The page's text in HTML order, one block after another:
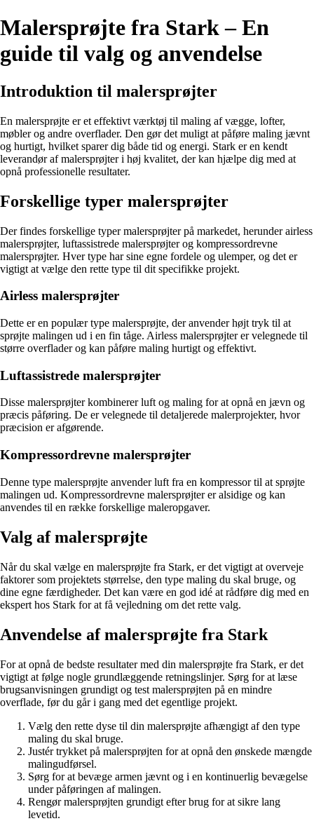
Malersprøjte fra Stark – En
guide til valg og anvendelse
Introduktion til malersprøjter
En malersprøjte er et effektivt værktøj til maling af vægge, lofter,
møbler og andre overflader. Den gør det muligt at påføre maling jævnt
og hurtigt, hvilket sparer dig både tid og energi. Stark er en kendt
leverandør af malersprøjter i høj kvalitet, der kan hjælpe dig med at
opnå professionelle resultater.
Forskellige typer malersprøjter
Der findes forskellige typer malersprøjter på markedet, herunder airless
malersprøjter, luftassistrede malersprøjter og kompressordrevne
malersprøjter. Hver type har sine egne fordele og ulemper, og det er
vigtigt at vælge den rette type til dit specifikke projekt.
Airless malersprøjter
Dette er en populær type malersprøjte, der anvender højt tryk til at
sprøjte malingen ud i en fin tåge. Airless malersprøjter er velegnede til
større overflader og kan påføre maling hurtigt og effektivt.
Luftassistrede malersprøjter
Disse malersprøjter kombinerer luft og maling for at opnå en jævn og
præcis påføring. De er velegnede til detaljerede malerprojekter, hvor
præcision er afgørende.
Kompressordrevne malersprøjter
Denne type malersprøjte anvender luft fra en kompressor til at sprøjte
malingen ud. Kompressordrevne malersprøjter er alsidige og kan
anvendes til en række forskellige maleropgaver.
Valg af malersprøjte
Når du skal vælge en malersprøjte fra Stark, er det vigtigt at overveje
faktorer som projektets størrelse, den type maling du skal bruge, og
dine egne færdigheder. Det kan være en god idé at rådføre dig med en
ekspert hos Stark for at få vejledning om det rette valg.
Anvendelse af malersprøjte fra Stark
For at opnå de bedste resultater med din malersprøjte fra Stark, er det
vigtigt at følge nogle grundlæggende retningslinjer. Sørg for at læse
brugsanvisningen grundigt og test malersprøjten på en mindre
overflade, før du går i gang med det egentlige projekt.
Vælg den rette dyse til din malersprøjte afhængigt af den type
maling du skal bruge.
Justér trykket på malersprøjten for at opnå den ønskede mængde
malingudførsel.
Sørg for at bevæge armen jævnt og i en kontinuerlig bevægelse
under påføringen af malingen.
Rengør malersprøjten grundigt efter brug for at sikre lang
levetid.